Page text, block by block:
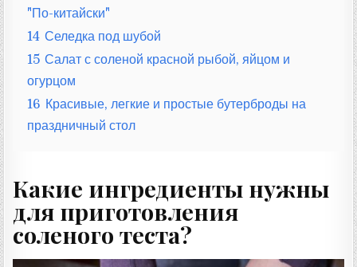
"По-китайски"
14 Селедка под шубой
15 Салат с соленой красной рыбой, яйцом и
огурцом
16 Красивые, легкие и простые бутерброды на
праздничный стол
Какие ингредиенты нужны
для приготовления
соленого теста?